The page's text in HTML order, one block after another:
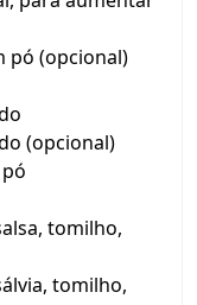
pó (opcional)
(opcional)
tomilho,
tomilho,